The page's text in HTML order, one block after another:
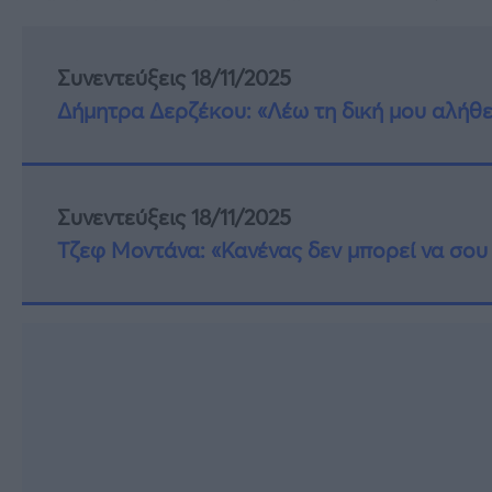
Συνεντεύξεις 18/11/2025
Δήμητρα Δερζέκου: «Λέω τη δική μου
Συνεντεύξεις 18/11/2025
Τζεφ Μοντάνα: «Κανένας δεν μπορεί να σου